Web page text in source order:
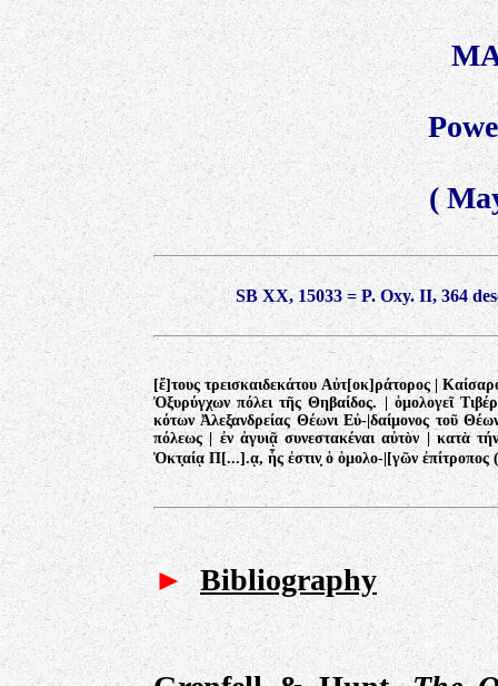
(
SB XX, 15033 = P. Oxy. II, 364
[ἔ]τους τρεισκαιδεκάτου Αὐτ[οκ]ράτορος |
Ὀξυρύγχων πόλει τῆς Θηβαίδος. | ὁμολογεῖ
κότων Ἀλεξανδρείας Θέωνι Εὐ-|δαίμονος τοῦ
πόλεως | ἐν ἀγυιᾷ συνεστακέναι αὐτὸν | κατὰ
Ὀκτ̣αίᾳ Π[...].ᾳ, ἧς ἐστιν̣ ὁ ὁμολο-|[γῶν
► Bibliography